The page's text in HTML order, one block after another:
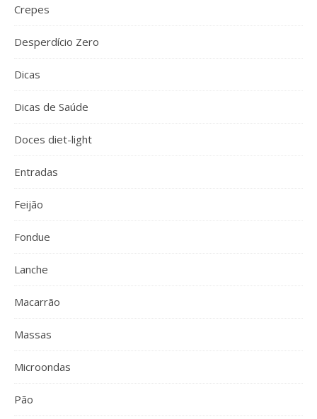
Crepes
Desperdício Zero
Dicas
Dicas de Saúde
Doces diet-light
Entradas
Feijão
Fondue
Lanche
Macarrão
Massas
Microondas
Pão